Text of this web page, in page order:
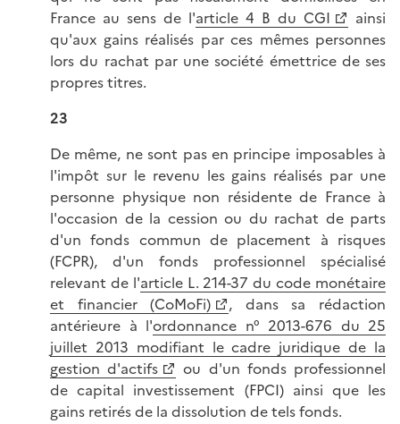
France au sens de l'article 4 B du CGI
ainsi
qu'aux gains réalisés par ces mêmes personnes
lors du rachat par une société émettrice de ses
propres titres.
23
De même, ne sont pas en principe imposables à
l'impôt sur le revenu les gains réalisés par une
personne physique non résidente de France à
l'occasion de la cession ou du rachat de parts
d'un fonds commun de placement à risques
(FCPR), d'un fonds professionnel spécialisé
relevant de l'article L. 214-37 du code monétaire
et financier (CoMoFi)
, dans sa rédaction
antérieure à l'ordonnance n° 2013-676 du 25
juillet 2013 modifiant le cadre juridique de la
gestion d'actifs
ou d'un fonds professionnel
de capital investissement (FPCI) ainsi que les
gains retirés de la dissolution de tels fonds.